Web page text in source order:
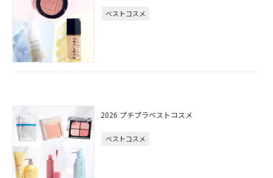
ベストコスメ
2026 プチプラベストコスメ
ベストコスメ